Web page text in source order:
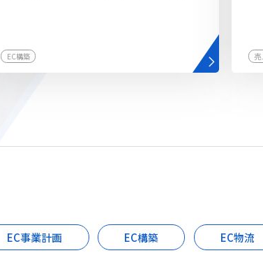
EC構築 売
EC事業計画 EC構築 EC物流